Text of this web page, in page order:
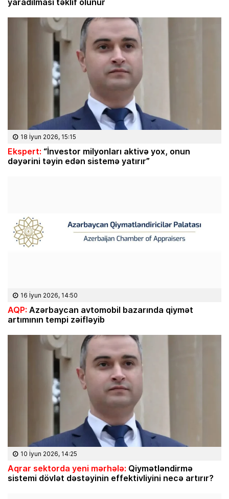
18 İyun 2026, 15:15
Ekspert: “İnvestor milyonları aktivə yox, onun
dəyərini təyin edən sistemə yatırır”
16 İyun 2026, 14:50
AQP: Azərbaycan avtomobil bazarında qiymət
artımının tempi zəifləyib
10 İyun 2026, 14:25
Aqrar sektorda yeni mərhələ: Qiymətləndirmə
sistemi dövlət dəstəyinin effektivliyini necə artırır?